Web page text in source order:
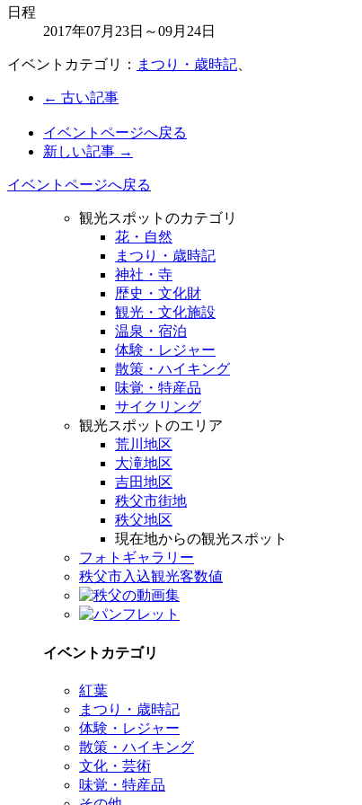
日程
2017年07月23日～09月24日
イベントカテゴリ： まつり・歳時記
← 古い記事
イベントページへ戻る
新しい記事 →
イベントページへ戻る
観光スポットのカテゴリ
花・自然
まつり・歳時記
神社・寺
歴史・文化財
観光・文化施設
温泉・宿泊
体験・レジャー
散策・ハイキング
味覚・特産品
サイクリング
観光スポットのエリア
荒川地区
大滝地区
吉田地区
秩父市街地
秩父地区
現在地からの観光スポット
フォトギャラリー
秩父市入込観光客数値
イベントカテゴリ
紅葉
まつり・歳時記
体験・レジャー
散策・ハイキング
文化・芸術
味覚・特産品